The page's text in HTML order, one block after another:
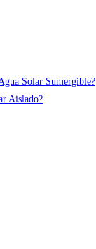
Solar Sumergible?
Aislado?